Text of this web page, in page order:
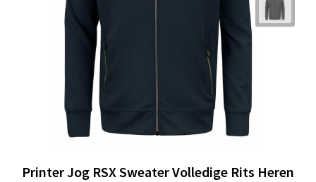
Printer Jog RSX Sweater Volledige Rits Heren